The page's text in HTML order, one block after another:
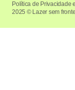
2025 © Lazer sem
Política de Privacidade